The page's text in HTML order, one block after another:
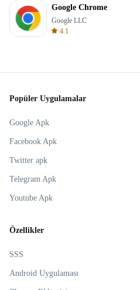
Google Chrome
Google LLC
4.1
Popüler Uygulamalar
Google Apk
Facebook Apk
Twitter apk
Telegram Apk
Youtube Apk
Özellikler
SSS
Android Uygulaması